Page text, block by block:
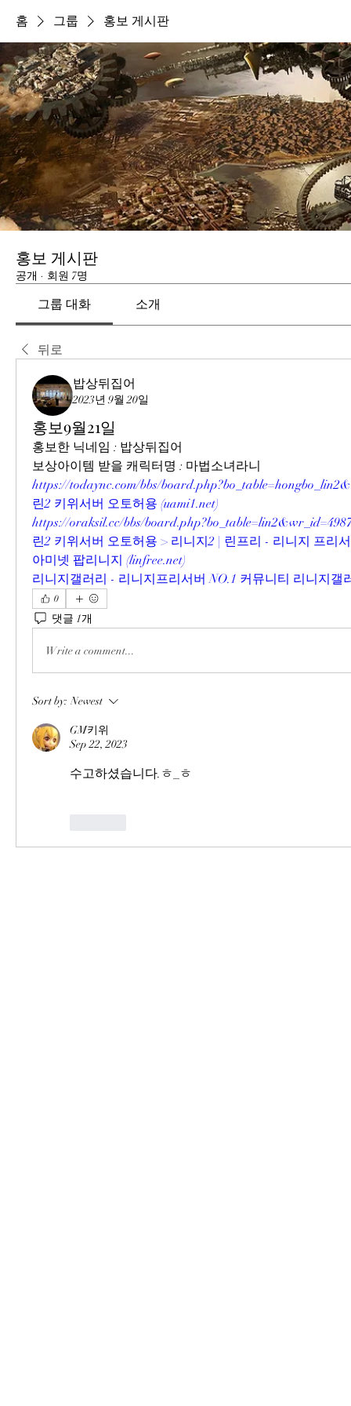
홈 그룹 홍보 게시판
홍보 게시판
공개 · 회원 7명
그룹 대화 소개
뒤로
밥상뒤집어
2023년 9월 20일
홍보9월21일
홍보한 닉네임 : 밥상뒤집어
보상아이템 받을 캐릭터명 : 마법소녀라니
https://todaync.com/bbs/
린2 키위서버 오토허용 (uami1.net)
https://oraksil.cc/bbs/
린2 키위서버 오토허용 > 리니지2 | 린프리 - 리니지 프리
아미넷 팝리니지 (linfree.net)
리니지갤러리 - 리니지프리서버 NO.1 커뮤니티 리니지갤
0
댓글 1개
Write a comment...
Sort by: Newest
GM키위
Sep 22, 2023
수고하셨습니다.ㅎ_ㅎ